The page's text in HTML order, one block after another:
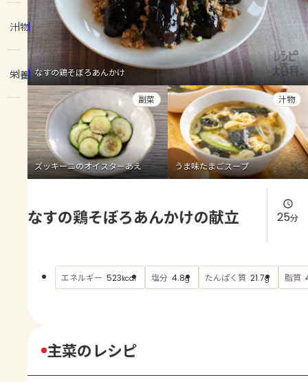
コンテンツ
レシピ
トーク
よくあるお問い合わせ
お買い物
AJINOMOTO PARK とは
ピーマン
みょうが ゴーヤ
汁物
栄養 なすの鶏そぼろあんかけ
ズッキーニのオイスターあえ
副菜
うま味たまごスープ
汁物
なすの鶏そぼろあんかけの献立 25分
エネルギー 523kcal 塩分 4.8g たんぱく質 21.7g 脂質
主菜のレシピ